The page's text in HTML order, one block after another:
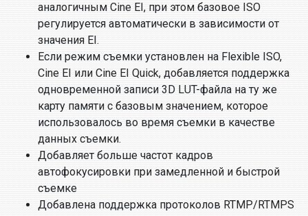
аналогичным Cine EI, при этом базовое ISO
регулируется автоматически в зависимости от
значения EI.
Если режим съемки установлен на Flexible ISO,
Cine EI или Cine EI Quick, добавляется поддержка
одновременной записи 3D LUT-файла на ту же
карту памяти с базовым значением, которое
использовалось во время съемки в качестве
данных съемки.
Добавляет больше частот кадров
автофокусировки при замедленной и быстрой
съемке
Добавлена поддержка протоколов RTMP/RTMPS